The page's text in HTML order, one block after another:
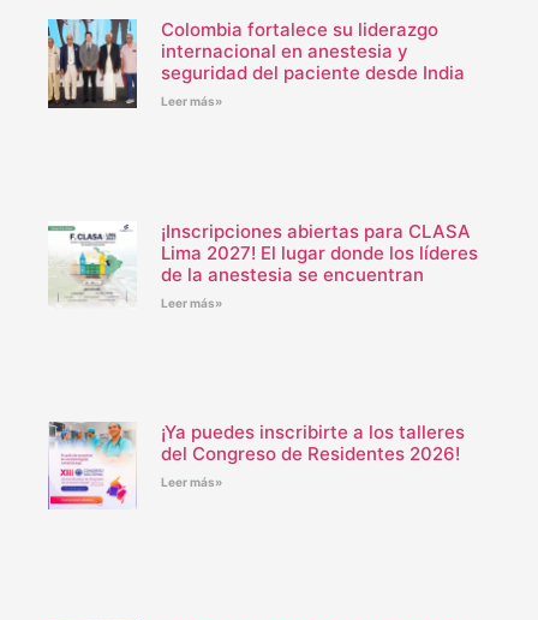
Colombia fortalece su liderazgo
internacional en anestesia y
seguridad del paciente desde India
Leer más»
¡Inscripciones abiertas para CLASA
Lima 2027! El lugar donde los líderes
de la anestesia se encuentran
Leer más»
¡Ya puedes inscribirte a los talleres
del Congreso de Residentes 2026!
Leer más»